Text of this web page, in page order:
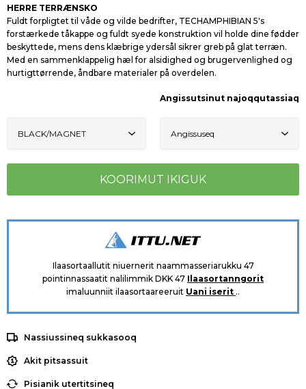
HERRE TERRÆNSKO
Fuldt forpligtet til våde og vilde bedrifter, TECHAMPHIBIAN 5's
forstærkede tåkappe og fuldt syede konstruktion vil holde dine fødder
beskyttede, mens dens klæbrige ydersål sikrer greb på glat terræn.
Med en sammenklappelig hæl for alsidighed og brugervenlighed og
hurtigttørrende, åndbare materialer på overdelen.
Angissutsinut najoqqutassiaq
Ilaasortaallutit niuernerit naammasseriarukku 47
pointinnassaatit nalilimmik DKK 47 Ilaasortanngorit
imaluunniit ilaasortaareeruit Uani iserit ..
Nassiussineq sukkasooq
Akit pitsassuit
Pisianik utertitsineq